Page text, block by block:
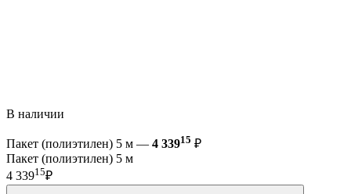
В наличии
Пакет (полиэтилен) 5 м — 4 33915 ₽
Пакет (полиэтилен) 5 м
4 33915₽